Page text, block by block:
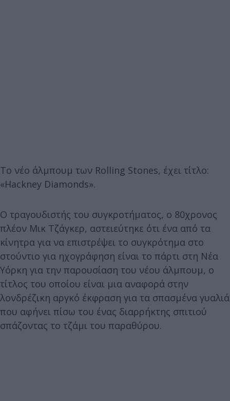
Το νέο άλμπουμ των Rolling Stones, έχει τίτλο:
«Hackney Diamonds».
Ο τραγουδιστής του συγκροτήματος, ο 80χρονος
πλέον Μικ Τζάγκερ, αστειεύτηκε ότι ένα από τα
κίνητρα για να επιστρέψει το συγκρότημα στο
στούντιο για ηχογράφηση είναι το πάρτι στη Νέα
Υόρκη για την παρουσίαση του νέου άλμπουμ, ο
τίτλος του οποίου είναι μια αναφορά στην
λονδρέζικη αργκό έκφραση για τα σπασμένα γυαλιά
που αφήνει πίσω του ένας διαρρήκτης σπιτιού
σπάζοντας το τζάμι του παραθύρου.